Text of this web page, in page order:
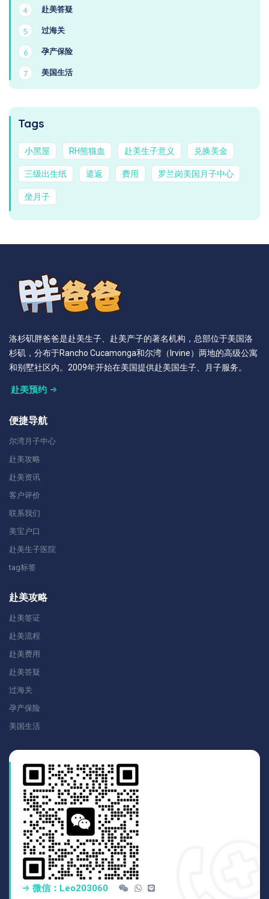
4 赴美答疑
5 过海关
6 孕产保险
7 美国生活
Tags
小黑屋 RH熊猫血 赴美生子意义 兑换美金
三级出生纸 遣返 费用 罗兰岗美国月子中心
坐月子
洛杉矶胖爸爸是赴美生子、赴美产子的著名机构，总部位于美国洛
杉矶，分布于Rancho Cucamonga和尔湾（Irvine）两地的高级公寓
和别墅社区内。2009年开始在美国提供赴美国生子、月子服务。
赴美预约
便捷导航
尔湾月子中心
赴美攻略
赴美资讯
客户评价
联系我们
美宝户口
赴美生子医院
tag标签
赴美攻略
赴美签证
赴美流程
赴美费用
赴美答疑
过海关
孕产保险
美国生活
微信：Leo203060